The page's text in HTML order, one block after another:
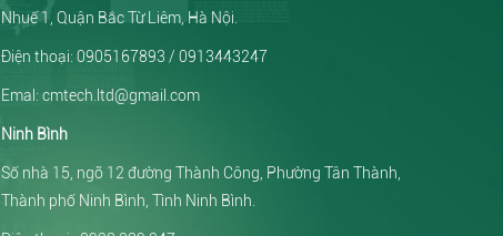
Nhuế 1, Quận Bắc Từ Liêm, Hà Nội.
Điện thoại: 0905167893 / 0913443247
Emal: cmtech.ltd@gmail.com
Ninh Bình
Số nhà 15, ngõ 12 đường Thành Công, Phường Tân Thành,
Thành phố Ninh Bình, Tình Ninh Bình.